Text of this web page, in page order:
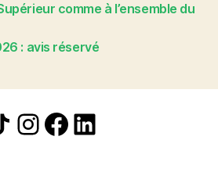
comme à l’ensemble du
: avis réservé
de partage
Instagram
Facebook
LinkedIn